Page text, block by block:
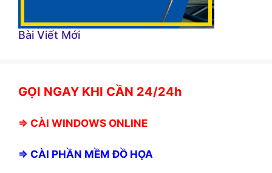
Bài Viết Mới
GỌI NGAY KHI CẦN 24/24h
⇒ CÀI WINDOWS ONLINE
⇒ CÀI PHẦN MỀM ĐỒ HỌA